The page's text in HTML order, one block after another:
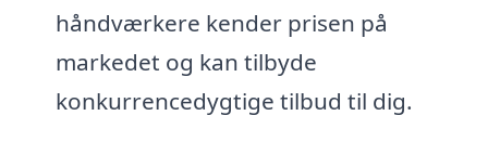
håndværkere kender prisen på
markedet og kan tilbyde
konkurrencedygtige tilbud til dig.